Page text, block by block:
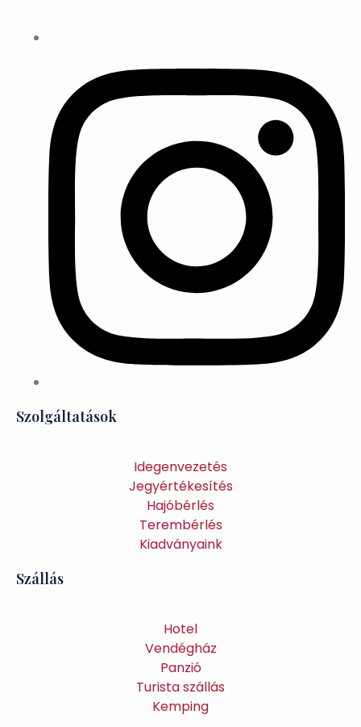
Szolgáltatások
Idegenvezetés
Jegyértékesítés
Hajóbérlés
Terembérlés
Kiadványaink
Szállás
Hotel
Vendégház
Panzió
Turista szállás
Kemping